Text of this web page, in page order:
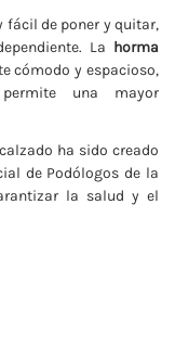
fácil de poner y quitar,
La horma
cómodo y espacioso,
una mayor
ha sido creado
de Podólogos de la
la salud y el